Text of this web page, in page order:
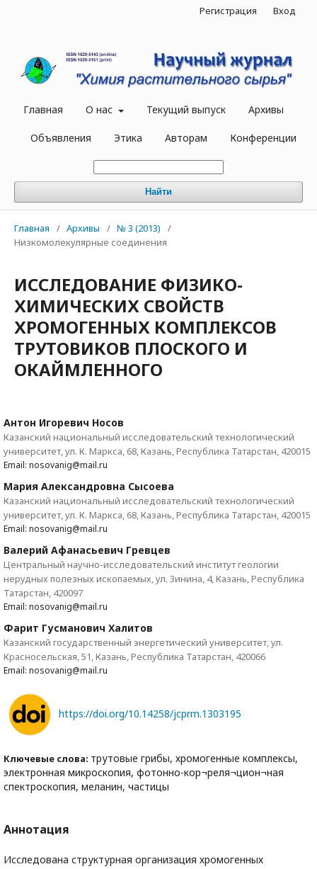
Главная О нас Текущий выпуск Архивы
Объявления Этика Авторам Конференции
Найти
Регистрация Вход
Главная / Архивы / № 3 (2013)
/
Низкомолекулярные соединения
ИССЛЕДОВАНИЕ ФИЗИКО-
ХИМИЧЕСКИХ СВОЙСТВ
ХРОМОГЕННЫХ КОМПЛЕКСОВ
ТРУТОВИКОВ ПЛОСКОГО И
ОКАЙМЛЕННОГО
Антон Игоревич Носов
Казанский национальный исследовательский технологический
университет, ул. К. Маркса, 68, Казань, Республика Татарстан, 420015
Email: nosovanig@mail.ru
Мария Александровна Сысоева
Казанский национальный исследовательский технологический
университет, ул. К. Маркса, 68, Казань, Республика Татарстан, 420015
Email: nosovanig@mail.ru
Валерий Афанасьевич Гревцев
Центральный научно-исследовательский институт геологии
нерудных полезных ископаемых, ул. Зинина, 4, Казань, Республика
Татарстан, 420097
Email: nosovanig@mail.ru
Фарит Гусманович Халитов
Казанский государственный энергетический университет, ул.
Красносельская, 51, Казань, Республика Татарстан, 420066
Email: nosovanig@mail.ru
https://doi.org/10.14258/jcprm.1303195
Ключевые слова: трутовые грибы, хромогенные комплексы,
электронная микроскопия, фотонно-кор¬реля¬цион¬ная
спектроскопия, меланин, частицы
Аннотация
Исследована структурная организация хромогенных